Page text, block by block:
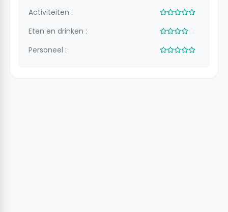
Activiteiten :
Eten en drinken :
Personeel :